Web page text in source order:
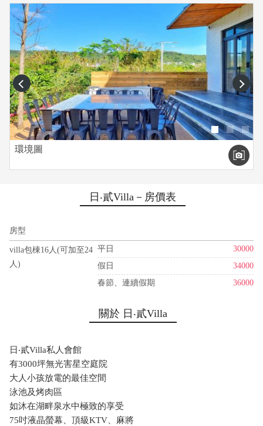
prev next
環境圖
日‧貳Villa－房價表
房型
villa包棟16人(可加至24
人)
平日
30000
假日
34000
春節、連續假期
36000
關於 日‧貳Villa
日‧貳Villa私人會館
有3000坪無光害星空庭院
大人小孩放電的最佳空間
泳池及烤肉區
如沐在湖畔泉水中極致的享受
75吋液晶螢幕、頂級KTV、麻將